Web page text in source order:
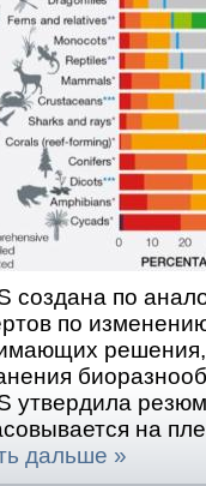
создана по
по
утвердила
на
дальше »